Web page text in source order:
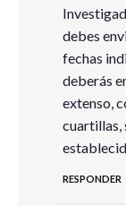
debes
fechas
deberás
extenso,
cuartillas,
RESPONDER